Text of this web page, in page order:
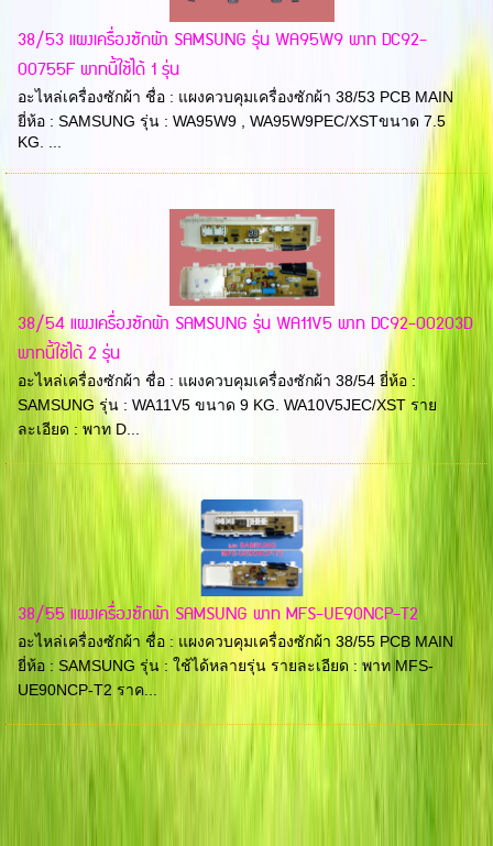
38/53 แผงเครื่องซักผ้า SAMSUNG รุ่น WA95W9 พาท DC92-
00755F พาทนี้ใช้ได้ 1 รุ่น
อะไหล่เครื่องซักผ้า ชื่อ : แผงควบคุมเครื่องซักผ้า 38/53 PCB MAIN
ยี่ห้อ : SAMSUNG รุ่น : WA95W9 , WA95W9PEC/XSTขนาด 7.5
KG. ...
38/54 แผงเครื่องซักผ้า SAMSUNG รุ่น WA11V5 พาท DC92-00203D
พาทนี้ใช้ได้ 2 รุ่น
อะไหล่เครื่องซักผ้า ชื่อ : แผงควบคุมเครื่องซักผ้า 38/54 ยี่ห้อ :
SAMSUNG รุ่น : WA11V5 ขนาด 9 KG. WA10V5JEC/XST ราย
ละเอียด : พาท D...
38/55 แผงเครื่องซักผ้า SAMSUNG พาท MFS-UE90NCP-T2
อะไหล่เครื่องซักผ้า ชื่อ : แผงควบคุมเครื่องซักผ้า 38/55 PCB MAIN
ยี่ห้อ : SAMSUNG รุ่น : ใช้ได้หลายรุ่น รายละเอียด : พาท MFS-
UE90NCP-T2 ราค...